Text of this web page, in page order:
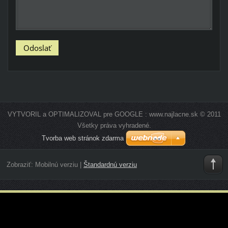
VYTVORIL a OPTIMALIZOVAL pre GOOGLE : www.najlacne.sk © 2011
Všetky práva vyhradené.
Tvorba web stránok zdarma
Zobraziť: Mobilnú verziu| Štandardnú verziu